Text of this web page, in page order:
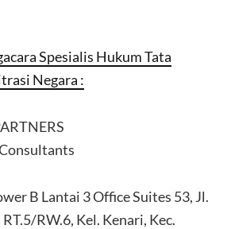
Spesialis Hukum Tata
Negara :
B Lantai 3 Office Suites 53, Jl.
RW.6, Kel. Kenari, Kec.